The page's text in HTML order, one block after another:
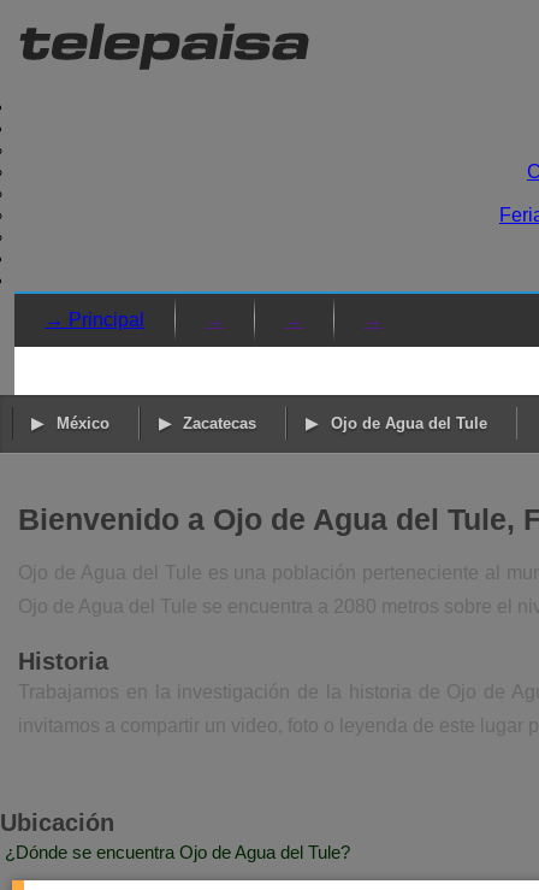
→ Principal → → →
México Zacatecas Ojo de Agua del Tule
Bienvenido a Ojo de Agua del Tule,
Ojo de Agua del Tule es una población perteneciente al
Ojo de Agua del Tule se encuentra a 2080 metros sobre el
Historia
Trabajamos en la investigación de la historia de Ojo de
invitamos a compartir un video, foto o leyenda de este lugar
Ubicación
¿Dónde se encuentra Ojo de Agua del Tule?